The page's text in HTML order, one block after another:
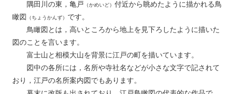
隅田川の東，亀戸 （かめいど） 付近から眺めたように描かれる鳥
瞰図
（ちょうかんず） です。
鳥瞰図とは，高いところから地上を見下ろしたように描いた
図のことを言います。
富士山と相模大山を背景に江戸の町を描いています。
図中の各所には，名所や寺社名などが小さな文字で記されて
おり，江戸の名所案内図でもあります。